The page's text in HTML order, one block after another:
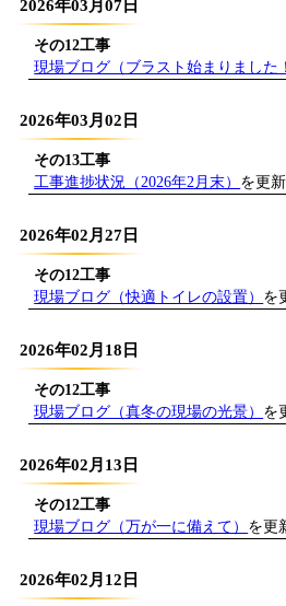
2026年03月07日
その12工事
現場ブログ（ブラスト始まりました
2026年03月02日
その13工事
工事進捗状況（2026年2月末） を更
2026年02月27日
その12工事
現場ブログ（快適トイレの設置） を
2026年02月18日
その12工事
現場ブログ（真冬の現場の光景） を
2026年02月13日
その12工事
現場ブログ（万が一に備えて） を更
2026年02月12日